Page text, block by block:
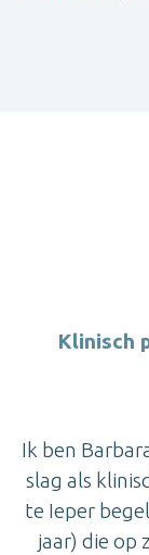
Klinisch
Ik ben
slag als
te Ieper
jaar) die op